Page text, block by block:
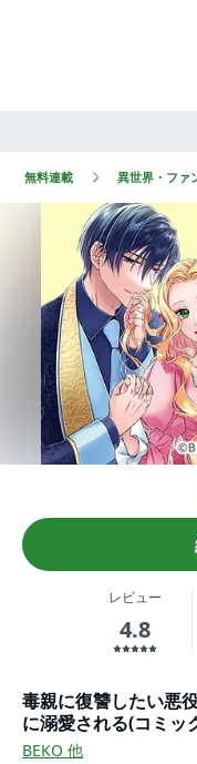
無料連載 異世界・ファ
レビュー
4.8
毒親に復讐したい悪
に溺愛される(コミッ
BEKO 他